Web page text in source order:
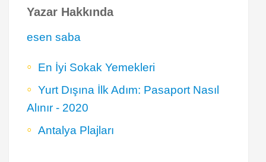
Yazar Hakkında
esen saba
En İyi Sokak Yemekleri
Yurt Dışına İlk Adım: Pasaport Nasıl
Alınır - 2020
Antalya Plajları